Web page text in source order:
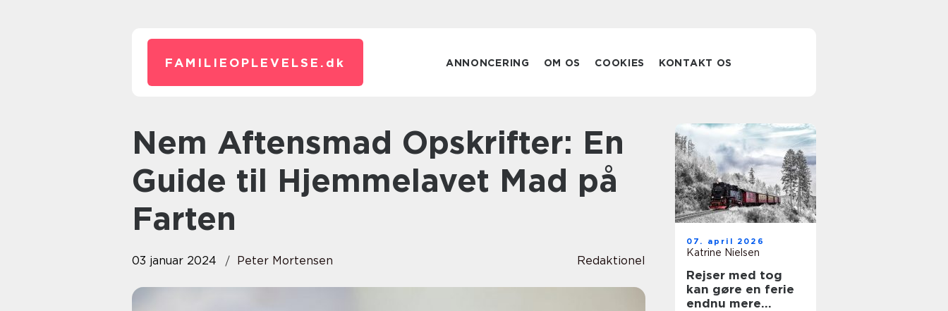
FAMILIEOPLEVELSE. dk ANNONCERING OM OS COOKIES KONTAKT OS
Nem Aftensmad Opskrifter: En
Guide til Hjemmelavet Mad på
Farten
03 januar 2024 Peter Mortensen Redaktionel
07. april 2026
Katrine Nielsen
Rejser med tog
kan gøre en ferie
endnu mere